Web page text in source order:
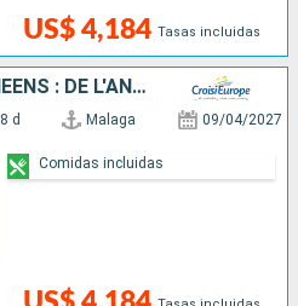
US$ 4,184 Tasas incluidas
HÉRITAGES MÉDITERRANÉENS : DE L'ANDALOUSIE AUX BALÉARES - ENTRE JOYAUX MAURESQUES ET ÎLES ENCHANTERESSES
8 d Malaga 09/04/2027
Comidas incluidas